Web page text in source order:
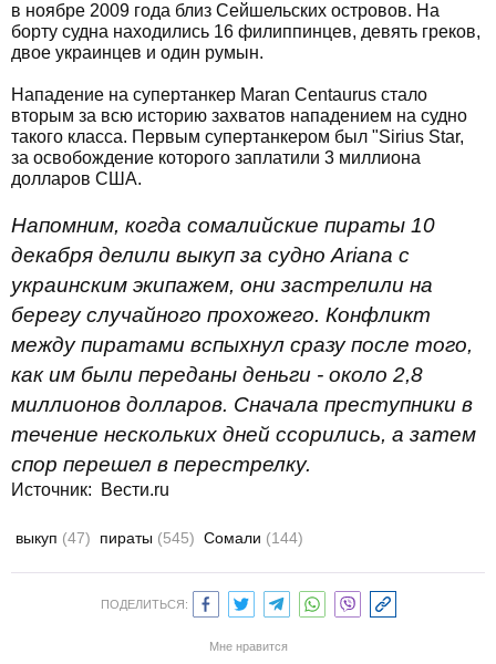
в ноябре 2009 года близ Сейшельских островов. На
борту судна находились 16 филиппинцев, девять греков,
двое украинцев и один румын.
Нападение на супертанкер Maran Centaurus стало
вторым за всю историю захватов нападением на судно
такого класса. Первым супертанкером был "Sirius Star,
за освобождение которого заплатили 3 миллиона
долларов США.
Напомним, когда сомалийские пираты 10
декабря делили выкуп за судно Ariana с
украинским экипажем, они застрелили на
берегу случайного прохожего. Конфликт
между пиратами вспыхнул сразу после того,
как им были переданы деньги - около 2,8
миллионов долларов. Сначала преступники в
течение нескольких дней ссорились, а затем
спор перешел в перестрелку.
Источник: Вести.ru
выкуп (47) пираты (545) Сомали (144)
ПОДЕЛИТЬСЯ:
Мне нравится